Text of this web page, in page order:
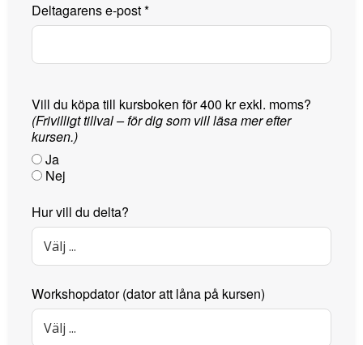
Deltagarens e-post*
Vill du köpa till kursboken för 400 kr exkl. moms?
(Frivilligt tillval – för dig som vill läsa mer efter
kursen.)
Ja
Nej
Hur vill du delta?
Workshopdator (dator att låna på kursen)